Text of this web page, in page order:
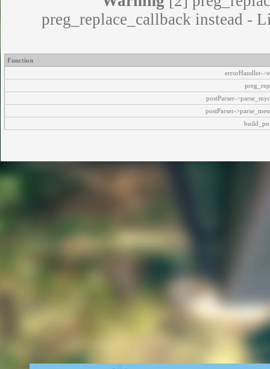
preg_replace_callback instead -
Function
errorHandler-
postParser-
postParser-